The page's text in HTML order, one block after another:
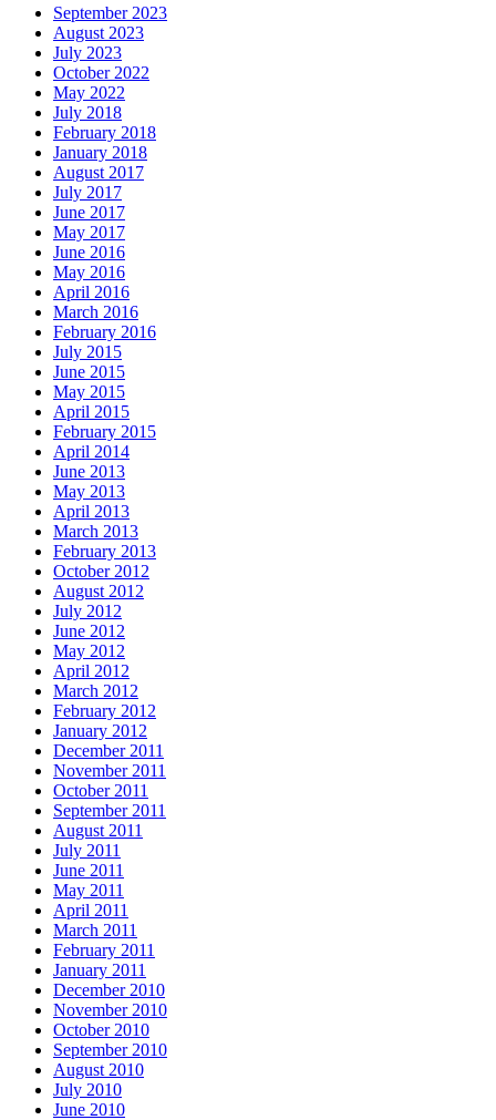
September 2023
August 2023
July 2023
October 2022
May 2022
July 2018
February 2018
January 2018
August 2017
July 2017
June 2017
May 2017
June 2016
May 2016
April 2016
March 2016
February 2016
July 2015
June 2015
May 2015
April 2015
February 2015
April 2014
June 2013
May 2013
April 2013
March 2013
February 2013
October 2012
August 2012
July 2012
June 2012
May 2012
April 2012
March 2012
February 2012
January 2012
December 2011
November 2011
October 2011
September 2011
August 2011
July 2011
June 2011
May 2011
April 2011
March 2011
February 2011
January 2011
December 2010
November 2010
October 2010
September 2010
August 2010
July 2010
June 2010